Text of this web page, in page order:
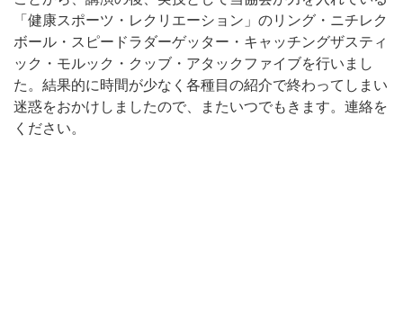
「健康スポーツ・レクリエーション」のリング・ニチレク
ボール・スピードラダーゲッター・キャッチングザスティ
ック・モルック・クッブ・アタックファイブを行いまし
た。結果的に時間が少なく各種目の紹介で終わってしまい
迷惑をおかけしましたので、またいつでもきます。連絡を
ください。